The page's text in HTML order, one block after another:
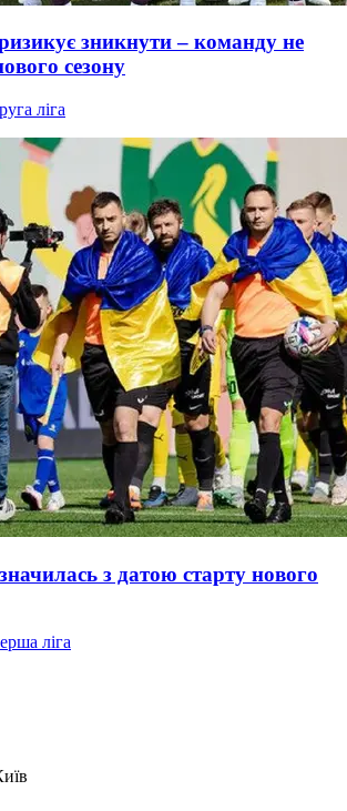
зникнути – команду не
сезону
ліга
з датою старту нового
ліга